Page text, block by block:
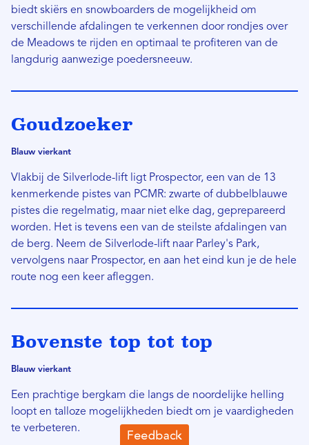
biedt skiërs en snowboarders de mogelijkheid om
verschillende afdalingen te verkennen door rondjes over
de Meadows te rijden en optimaal te profiteren van de
langdurig aanwezige poedersneeuw.
Goudzoeker
Blauw vierkant
Vlakbij de Silverlode-lift ligt Prospector, een van de 13
kenmerkende pistes van PCMR: zwarte of dubbelblauwe
pistes die regelmatig, maar niet elke dag, geprepareerd
worden. Het is tevens een van de steilste afdalingen van
de berg. Neem de Silverlode-lift naar Parley's Park,
vervolgens naar Prospector, en aan het eind kun je de hele
route nog een keer afleggen.
Bovenste top tot top
Blauw vierkant
Een prachtige bergkam die langs de noordelijke helling
loopt en talloze mogelijkheden biedt om je vaardigheden
te verbeteren.